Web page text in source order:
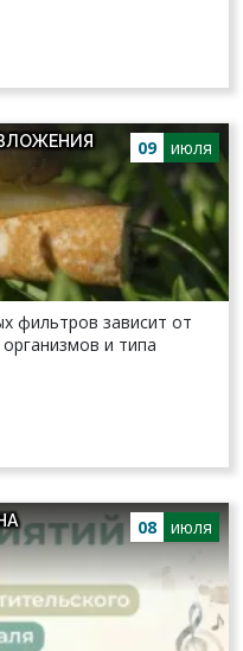
09 июля
фильтров зависит от
и типа
08 июля